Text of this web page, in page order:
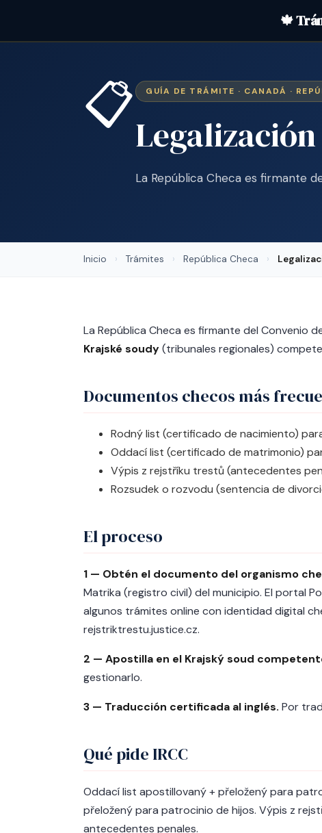
🍁
📋 GUÍA DE TRÁMITE · CANADÁ ·
La República Checa es firmante
Inicio › Trámites › República Checa ›
La República Checa es firmante del Convenio
Krajské soudy(tribunales regionales)
Documentos checos más
Rodný list (certificado de nacimiento)
Oddací list (certificado de matrimonio)
Výpis z rejstříku trestů (antecedentes
Rozsudek o rozvodu (sentencia de
El proceso
1 — Obtén el documento del organismo
Matrika (registro civil) del municipio. El portal
algunos trámites online con identidad digital
rejstriktrestu.justice.cz.
2 — Apostilla en el Krajský soud
gestionarlo.
3 — Traducción certificada al inglés. Por
Qué pide IRCC
Oddací list apostillovaný + přeložený para
přeložený para patrocinio de hijos. Výpis z
antecedentes penales.